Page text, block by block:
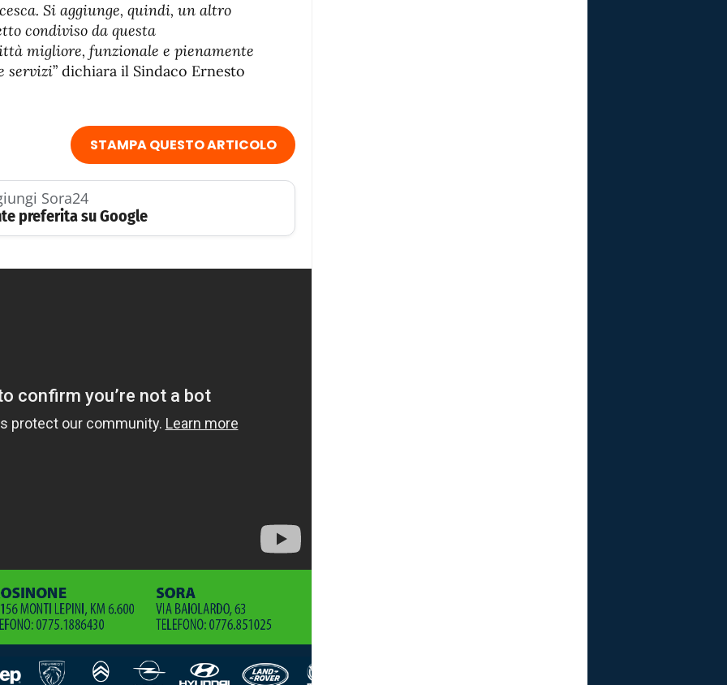
Si aggiunge, quindi, un altro
condiviso da questa
migliore, funzionale e pienamente
servizi” dichiara il Sindaco Ernesto
STAMPA QUESTO ARTICOLO
Sora24
preferita su Google